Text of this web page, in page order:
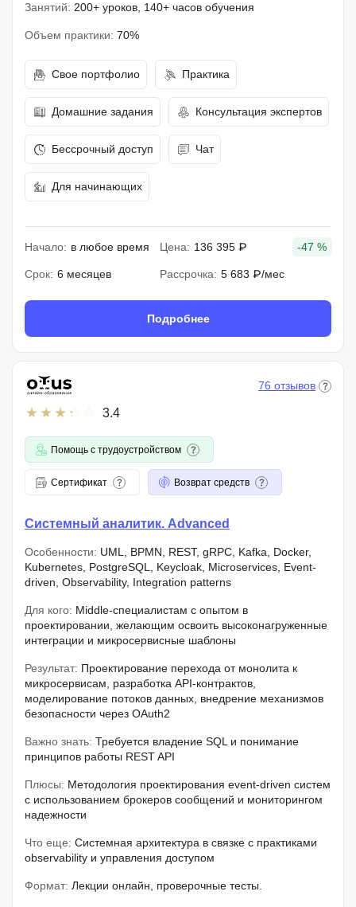
Занятий: 200+ уроков, 140+ часов обучения
Объем практики: 70%
Свое портфолио Практика
Домашние задания Консультация экспертов
Бессрочный доступ Чат
Для начинающих
Начало: в любое время Цена: 136 395 ₽ -47 %
Срок: 6 месяцев Рассрочка: 5 683 ₽/мес
Подробнее
3.4
76 отзывов
Помощь с трудоустройством
Сертификат Возврат средств
Системный аналитик. Advanced
Особенности: UML, BPMN, REST, gRPC, Kafka, Docker,
Kubernetes, PostgreSQL, Keycloak, Microservices, Event-
driven, Observability, Integration patterns
Для кого: Middle-специалистам с опытом в
проектировании, желающим освоить высоконагруженные
интеграции и микросервисные шаблоны
Результат: Проектирование перехода от монолита к
микросервисам, разработка API-контрактов,
моделирование потоков данных, внедрение механизмов
безопасности через OAuth2
Важно знать: Требуется владение SQL и понимание
принципов работы REST API
Плюсы: Методология проектирования event-driven систем
с использованием брокеров сообщений и мониторингом
надежности
Что еще: Системная архитектура в связке с практиками
observability и управления доступом
Формат: Лекции онлайн, проверочные тесты.